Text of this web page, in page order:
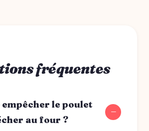
fréquentes
le poulet
au four ?